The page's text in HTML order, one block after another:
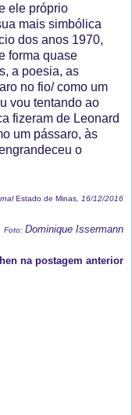
ele próprio
mais simbólica
dos anos 1970,
forma quase
a poesia, as
no fio/ como um
vou tentando ao
fizeram de Leonard
um pássaro, às
o
Estado de Minas , 16/12/2016
Foto: Dominique Issermann
na postagem anterior